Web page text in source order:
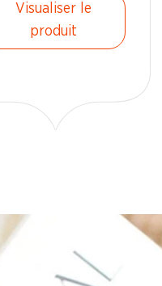
Visualiser le
produit